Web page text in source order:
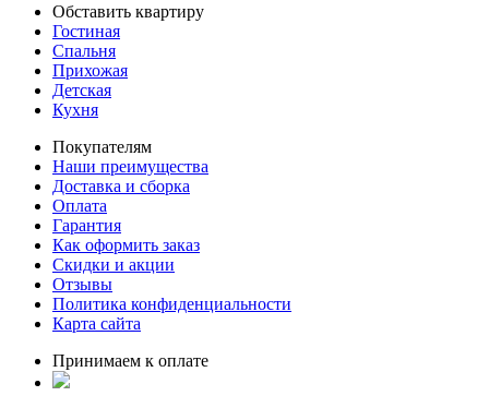
Обставить квартиру
Гостиная
Спальня
Прихожая
Детская
Кухня
Покупателям
Наши преимущества
Доставка и сборка
Оплата
Гарантия
Как оформить заказ
Скидки и акции
Отзывы
Политика конфиденциальности
Карта сайта
Принимаем к оплате